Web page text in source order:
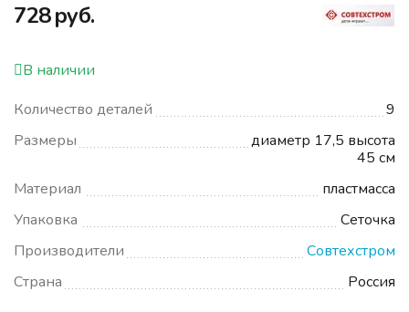
‍728‍руб.
В наличии
Количество деталей
9
Размеры
диаметр 17,5 высота
45 см
Материал
пластмасса
Упаковка
Сеточка
Производители
Совтехстром
Страна
Россия